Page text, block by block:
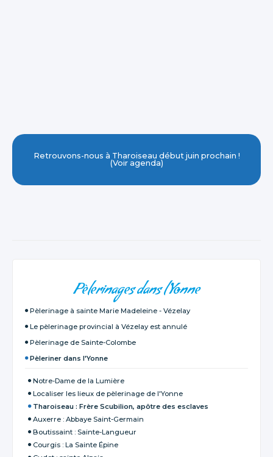
Retrouvons-nous à Tharoiseau début juin prochain !
(Voir agenda)
Pèlerinages dans l'Yonne
Pèlerinage à sainte Marie Madeleine - Vézelay
Le pèlerinage provincial à Vézelay est annulé
Pèlerinage de Sainte-Colombe
Pèleriner dans l'Yonne
Notre-Dame de la Lumière
Localiser les lieux de pèlerinage de l'Yonne
Tharoiseau : Frère Scubilion, apôtre des esclaves
Auxerre : Abbaye Saint-Germain
Boutissaint : Sainte-Langueur
Courgis : La Sainte Épine